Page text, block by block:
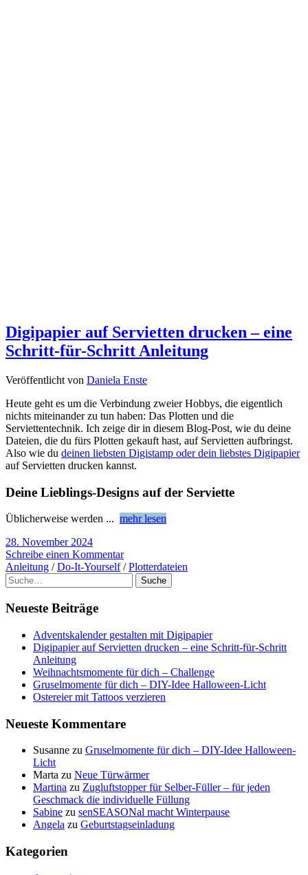
Digipapier auf Servietten drucken – eine
Schritt-für-Schritt Anleitung
Veröffentlicht von Daniela Enste
Heute geht es um die Verbindung zweier Hobbys, die eigentlich
nichts miteinander zu tun haben: Das Plotten und die
Serviettentechnik. Ich zeige dir in diesem Blog-Post, wie du deine
Dateien, die du fürs Plotten gekauft hast, auf Servietten aufbringst.
Also wie du deinen liebsten Digistamp oder dein liebstes Digipapier
auf Servietten drucken kannst.
Deine Lieblings-Designs auf der Serviette
Üblicherweise werden ... mehr lesen
28. November 2024
Schreibe einen Kommentar
Anleitung /Do-It-Yourself/Plotterdateien
Suche
Neueste Beiträge
Adventskalender gestalten mit Digipapier
Digipapier auf Servietten drucken – eine Schritt-für-Schritt
Anleitung
Weihnachtsmomente für dich – Challenge
Gruselmomente für dich – DIY-Idee Halloween-Licht
Ostereier mit Tattoos verzieren
Neueste Kommentare
Susanne zu Gruselmomente für dich – DIY-Idee Halloween-
Licht
Marta zu Neue Türwärmer
Martina zu Zugluftstopper für Selber-Füller – für jeden
Geschmack die individuelle Füllung
Sabine zu senSEASONal macht Winterpause
Angela zu Geburtstagseinladung
Kategorien